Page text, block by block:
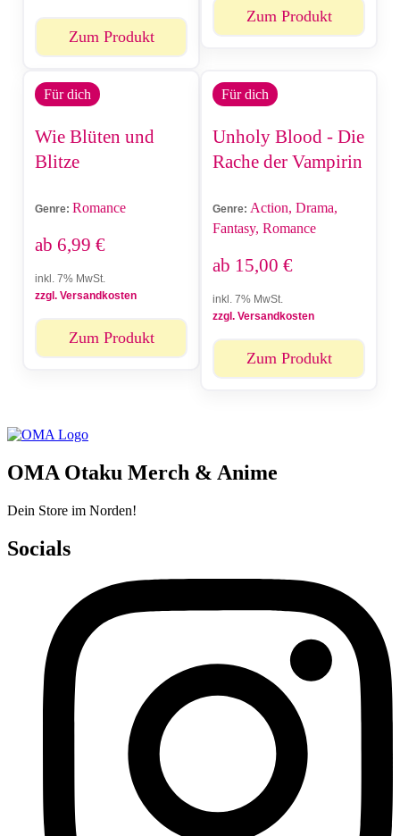
Zum Produkt
Zum Produkt
Für dich
Wie Blüten und
Blitze
Genre: Romance
ab 6,99 €
inkl. 7% MwSt.
zzgl. Versandkosten
Zum Produkt
Für dich
Unholy Blood - Die
Rache der Vampirin
Genre: Action, Drama,
Fantasy, Romance
ab 15,00 €
inkl. 7% MwSt.
zzgl. Versandkosten
Zum Produkt
OMA Otaku Merch & Anime
Dein Store im Norden!
Socials